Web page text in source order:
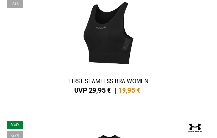
-33%
FIRST SEAMLESS BRA WOMEN
UVP 29,95 € | 19,95€
NEW
-25%